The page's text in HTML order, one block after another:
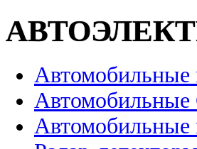
Автомобильные
Автомобильные
Автомобильные